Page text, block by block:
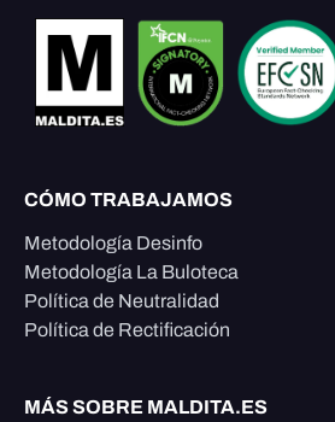
CÓMO TRABAJAMOS
Metodología Desinfo
Metodología La Buloteca
Política de Neutralidad
Política de Rectificación
MÁS SOBRE MALDITA.ES